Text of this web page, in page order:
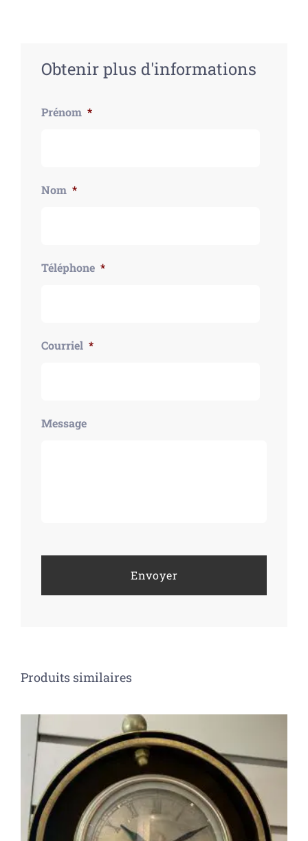
Obtenir plus d'informations
Prénom *
Nom *
Téléphone *
Courriel *
Message
Produits similaires